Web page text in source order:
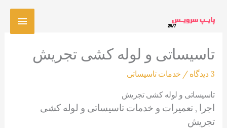
تاسیساتی و لوله کشی تجریش
3 دیدگاه / خدمات تاسیساتی
تاسیساتی و لوله کشی تجریش
اجرا , تعمیرات و خدمات تاسیساتی و لوله کشی
تجریش